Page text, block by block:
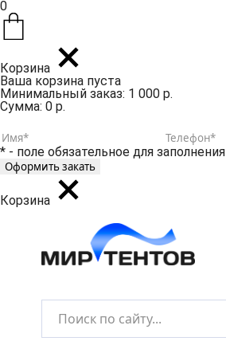
0
Корзина
Ваша корзина пуста
Минимальный заказ: 1 000 р.
Сумма: 0 р.
* - поле обязательное для заполнения
Корзина